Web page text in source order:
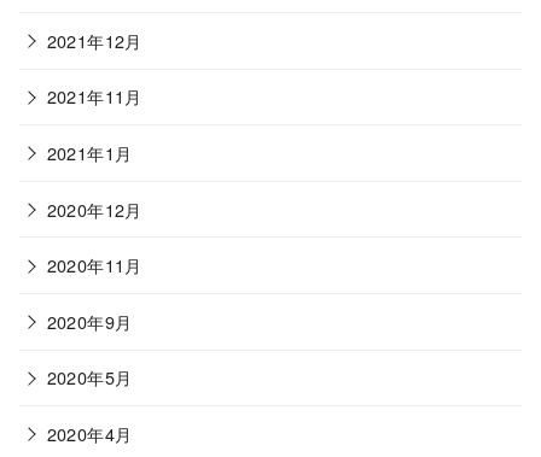
2021年12月
2021年11月
2021年1月
2020年12月
2020年11月
2020年9月
2020年5月
2020年4月